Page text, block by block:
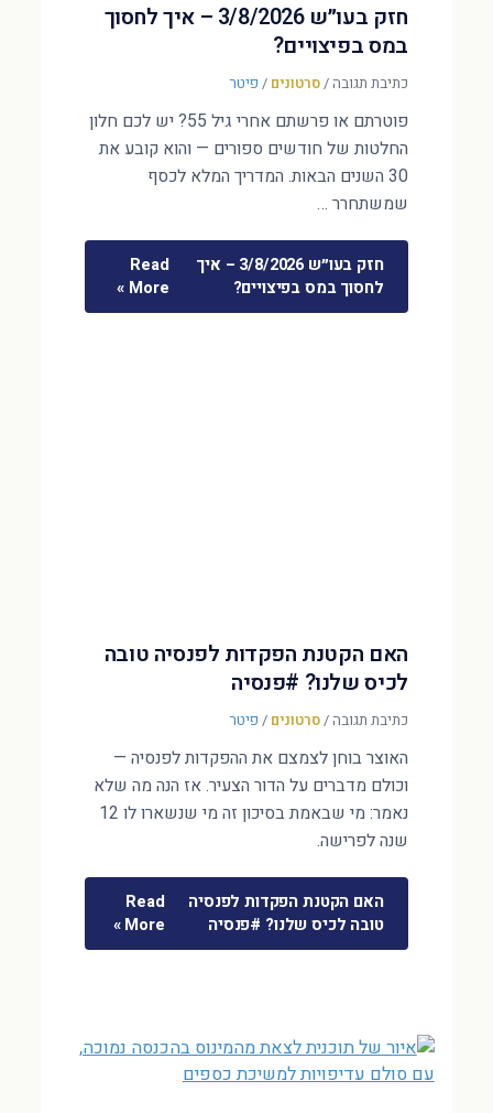
חזק בעו״ש 3/8/2026 – איך לחסוך
במס בפיצויים?
כתיבת תגובה/סרטונים / פיטר
פוטרתם או פרשתם אחרי גיל 55? יש לכם חלון
החלטות של חודשים ספורים — והוא קובע את
30 השנים הבאות. המדריך המלא לכסף
שמשתחרר …
חזק בעו״ש 3/8/2026 – איך
לחסוך במס בפיצויים?
Read
More »
האם הקטנת הפקדות לפנסיה טובה
לכיס שלנו? #פנסיה
כתיבת תגובה/סרטונים / פיטר
האוצר בוחן לצמצם את ההפקדות לפנסיה —
וכולם מדברים על הדור הצעיר. אז הנה מה שלא
נאמר: מי שבאמת בסיכון זה מי שנשארו לו 12
שנה לפרישה.
האם הקטנת הפקדות לפנסיה
טובה לכיס שלנו? #פנסיה
Read
More »